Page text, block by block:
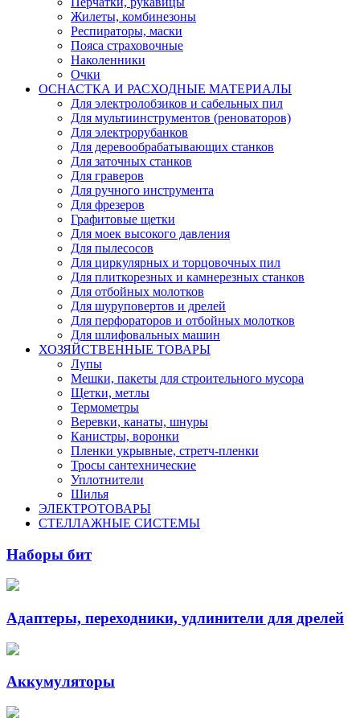
Жилеты, комбинезоны
Респираторы, маски
Пояса страховочные
Наколенники
Очки
ОСНАСТКА И РАСХОДНЫЕ МАТЕРИАЛЫ
Для электролобзиков и сабельных пил
Для мультиинструментов (реноваторов)
Для электрорубанков
Для деревообрабатывающих станков
Для заточных станков
Для граверов
Для ручного инструмента
Для фрезеров
Графитовые щетки
Для моек высокого давления
Для пылесосов
Для циркулярных и торцовочных пил
Для плиткорезных и камнерезных станков
Для отбойных молотков
Для шуруповертов и дрелей
Для перфораторов и отбойных молотков
Для шлифовальных машин
ХОЗЯЙСТВЕННЫЕ ТОВАРЫ
Лупы
Мешки, пакеты для строительного мусора
Щетки, метлы
Термометры
Веревки, канаты, шнуры
Канистры, воронки
Пленки укрывные, стретч-пленки
Тросы сантехнические
Уплотнители
Шилья
ЭЛЕКТРОТОВАРЫ
СТЕЛЛАЖНЫЕ СИСТЕМЫ
Наборы бит
Адаптеры, переходники, удлинители для дрелей
Аккумуляторы